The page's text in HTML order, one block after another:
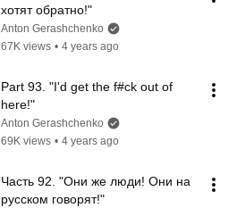
хотят обратно!"
Anton Gerashchenko
67K views • 4 years ago
Part 93. "I'd get the f#ck out of
here!"
Anton Gerashchenko
69K views • 4 years ago
Часть 92. "Они же люди! Они на
русском говорят!"